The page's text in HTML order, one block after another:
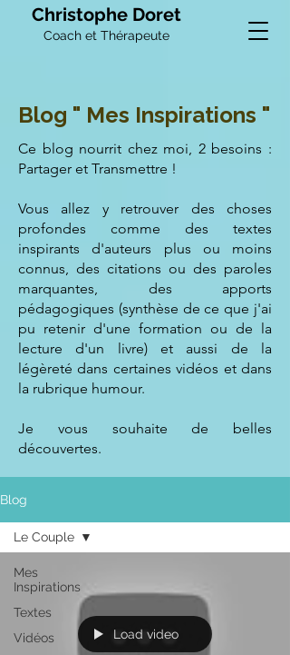
Christophe Doret
Coach et Thérapeute
Blog " Mes Inspirations "
Ce blog nourrit chez moi, 2 besoins :
Partager et Transmettre !
Vous allez y retrouver des choses
profondes comme des textes
inspirants d'auteurs plus ou moins
connus, des citations ou des paroles
marquantes, des apports
pédagogiques (synthèse de ce que j'ai
pu retenir d'une formation ou de la
lecture d'un livre) et aussi de la
légèreté dans certaines vidéos et dans
la rubrique humour.
Je vous souhaite de belles
découvertes.
Blog
Mes
Inspirations
Textes
Vidéos
Le Couple
Load video